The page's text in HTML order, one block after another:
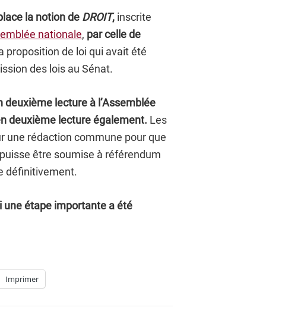
la notion de DROIT, inscrite
nationale, par celle de
proposition de loi qui avait été
des lois au Sénat.
lecture à l’Assemblée
deuxième lecture également. Les
une rédaction commune pour que
être soumise à référendum
définitivement.
une étape importante a été
Imprimer